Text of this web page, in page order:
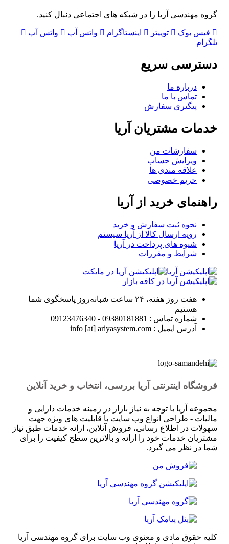
گروه مهندسی آریا را در شبکه های اجتماعی دنبال کنید.
فیس بوک توییتر اینستاگرام واتس آپ
واتس آپ
تلگرام
دسترسی سریع
درباره ما
تماس با ما
پیگیری سفارش
خدمات مشتریان آریا
سفارشات من
ویرایش حساب
علاقه مندی ها
حریم خصوصی
راهنمای خرید از آریا
نحوه ثبت سفارش و خرید
رویه ارسال کالا از آریا سیستم
شیوه های پرداخت در آریا
شرایط و مقررات
هفت روز هفته، ۲۴ ساعت شبانه‌روز پاسخگوی شما
هستیم
شماره تماس : 09380181881 - 09123476340
آدرس ایمیل : info [at] ariyasystem.com
فروشگاه اینترنتی آریا بررسی، انتخاب و خرید آنلاین
مجموعه آریا با توجه به نیاز بازار در زمینه خدمات دارایی و
مالیات - طراحی انواع وب سایت با قابلیت های ویژه جهت
سهولات در اطلاع رسانی، فروش آنلاین، ارائه خدمات طبق نیاز
مشتریان خدمات خود را ارائه و بالاترین سطح کیفیت را برای
شما در نظر می گیرد.
کلیه حقوق مادی و معنوی وب سایت برای گروه مهندسی آریا